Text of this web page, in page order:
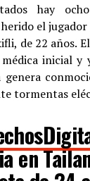
hay
el
de 22 años.
inicial y
genera
tormentas
en